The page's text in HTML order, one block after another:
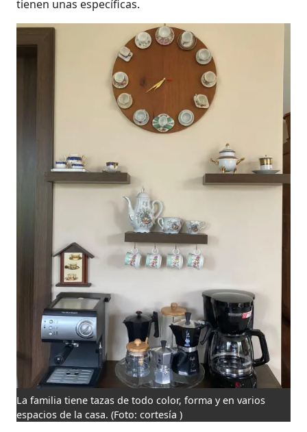
tienen unas específicas.
La familia tiene tazas de todo color, forma y en varios
espacios de la casa. (Foto: cortesía )